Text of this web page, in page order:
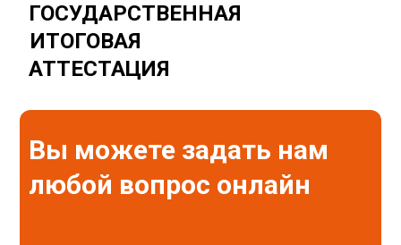
ГОСУДАРСТВЕННАЯ
ИТОГОВАЯ
АТТЕСТАЦИЯ
Вы можете задать нам
любой вопрос онлайн